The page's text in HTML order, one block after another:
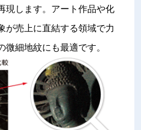
現します。アート作品や化
が売上に直結する領域で力
微細地紋にも最適です。